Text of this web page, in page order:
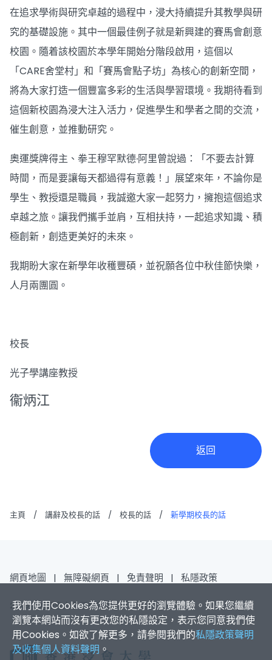
在追求學術與研究卓越的過程中，浸大持續提升其教學與研
究的基礎設施。其中一個最佳例子就是新興建的賽馬會創意
校園。隨着該校園於本學年開始分階段啟用，這個以
「CARE舍堂村」和「賽馬會點子坊」為核心的創新空間，
將為大家打造一個豐富多彩的生活與學習環境。我期待看到
這個新校園為浸大注入活力，促進學生和學者之間的交流，
催生創意，並推動研究。
奧運獎牌得主、拳王穆罕默德∙阿里曾說過：「不要去計算
時間，而是要讓每天都過得有意義！」展望來年，不論你是
學生、教授還是職員，我誠邀大家一起努力，擁抱這個追求
卓越之旅。讓我們攜手並肩，互相扶持，一起追求知識、積
極創新，創造更美好的未來。
我期盼大家在新學年收穫豐碩，並祝願各位中秋佳節快樂，
人月兩團圓。
校長
光子學講座教授
衞炳江
返回
主頁 / 講辭及校長的話 / 校長的話 / 新學期校長的話
我們使用Cookies為您提供更好的瀏覽體驗。如果您繼續
瀏覽本網站而沒有更改您的私隱設定，表示您同意我們使
用Cookies。如欲了解更多，請參閱我們的私隱政策聲明
及收集個人資料聲明 。
網頁地圖 | 無障礙網頁 | 免責聲明 | 私隱政策
2026 香港浸會大學 版權所有